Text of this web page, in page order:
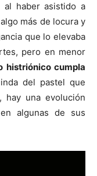
al haber asistido a
más de locura y
que lo elevaba
pero en menor
histriónico cumpla
del pastel que
hay una evolución
algunas de sus